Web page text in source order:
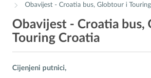
Obavijest - Croatia bus, Globtour i
Obavijest - Croatia bus,
Touring Croatia
Cijenjeni putnici,